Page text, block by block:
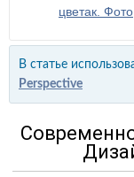
цветак. Фото
В статье
Perspective